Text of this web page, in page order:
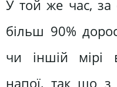
У той же час, за
більш 90%
чи іншій мірі
напої, так що з